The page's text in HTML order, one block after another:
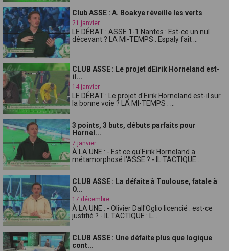
Club ASSE : A. Boakye réveille les verts
21 janvier
LE DÉBAT : ASSE 1-1 Nantes : Est-ce un nul
décevant ? LA MI-TEMPS : Espaly fait ...
CLUB ASSE : Le projet dEirik Horneland est-
il...
14 janvier
LE DÉBAT : Le projet d'Eirik Horneland est-il sur
la bonne voie ? LA MI-TEMPS : ...
3 points, 3 buts, débuts parfaits pour
Hornel...
7 janvier
À LA UNE : - Est ce qu'Eirik Horneland a
métamorphosé l'ASSE ? - IL TACTIQUE...
CLUB ASSE : La défaite à Toulouse, fatale à
O...
17 décembre
À LA UNE : - Olivier Dall'Oglio licencié : est-ce
justifié ? - IL TACTIQUE : L...
CLUB ASSE : Une défaite plus que logique
cont...